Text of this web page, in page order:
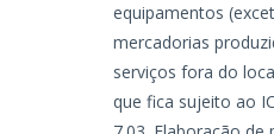
equipamentos
mercadorias
serviços fora do
que fica sujeito ao